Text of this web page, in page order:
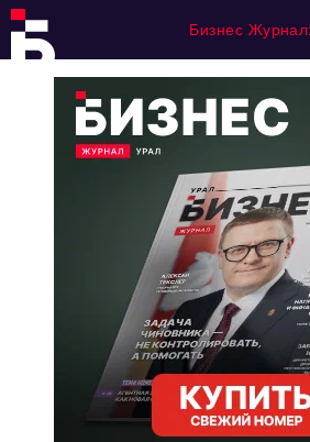
Бизнес Журнал:
Тема номера